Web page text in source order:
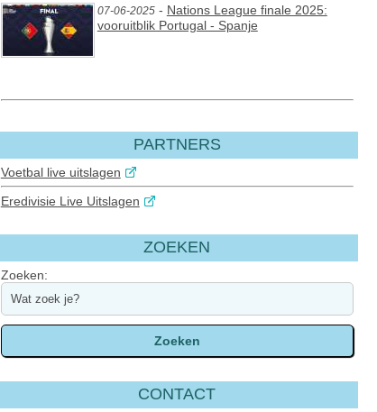
07-06-2025- Nations League finale 2025:
vooruitblik Portugal - Spanje
PARTNERS
Voetbal live uitslagen
Eredivisie Live Uitslagen
ZOEKEN
Zoeken:
CONTACT